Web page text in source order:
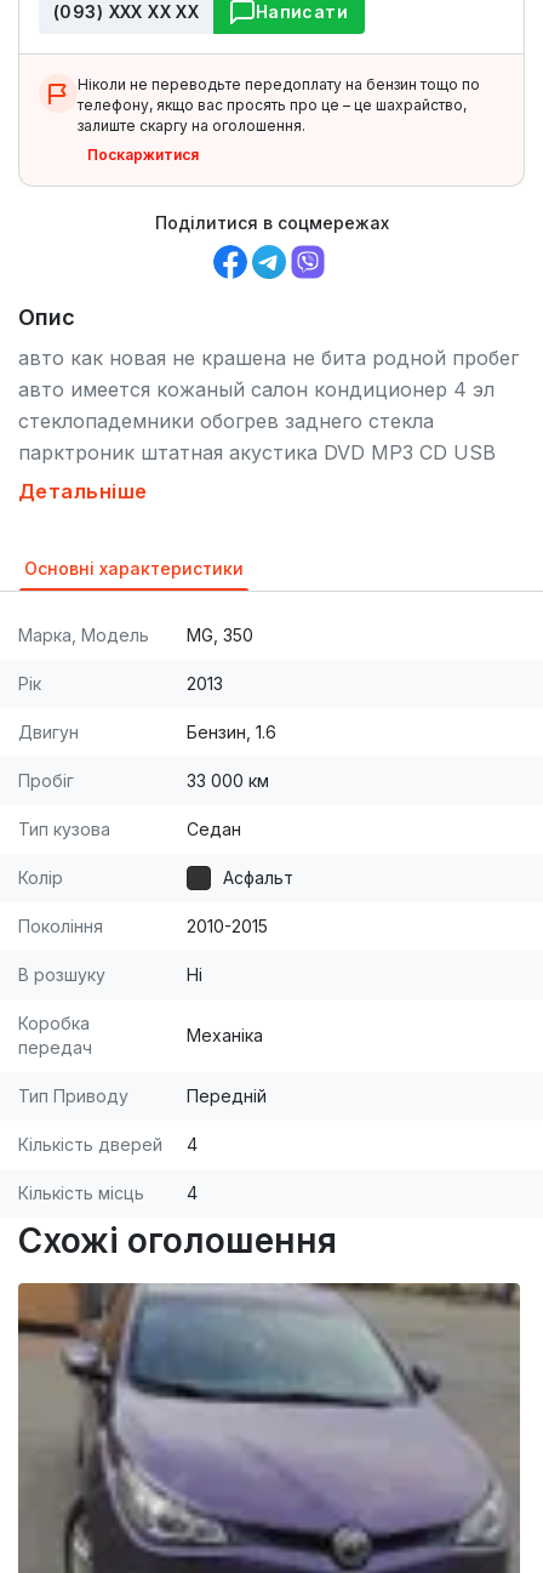
(093) ХХХ ХХ ХХ Написати
Ніколи не переводьте передоплату на бензин тощо по
телефону, якщо вас просять про це – це шахрайство,
залиште скаргу на оголошення.
Поскаржитися
Поділитися в соцмережах
Опис
авто как новая не крашена не бита родной пробег
авто имеется кожаный салон кондиционер 4 эл
стеклопадемники обогрев заднего стекла
парктроник штатная акустика DVD MP3 СD USB
своните спрашивайте все раскажу СРОЧНО ТОРГ
Детальніше
Основні характеристики
Марка, Модель MG, 350
Рік 2013
Двигун Бензин, 1.6
Пробіг 33 000 км
Тип кузова Седан
Колір Асфальт
Покоління 2010-2015
В розшуку Ні
Коробка
передач
Механіка
Тип Приводу Передній
Кількість дверей 4
Кількість місць 4
Схожі оголошення